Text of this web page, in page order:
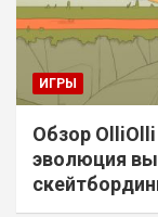
ИГРЫ
Обзор
эволюция